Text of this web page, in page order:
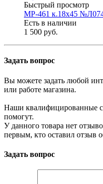
Быстрый просмотр
МР-461 к.18х45
Есть в наличии
1 500 руб.
Задать вопрос
Вы можете задать любой
или работе магазина.
Наши квалифицированные
помогут.
У данного товара нет
первым, кто оставил отзыв
Задать вопрос